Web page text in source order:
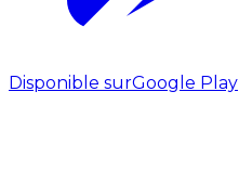
Disponible surGoogle Play